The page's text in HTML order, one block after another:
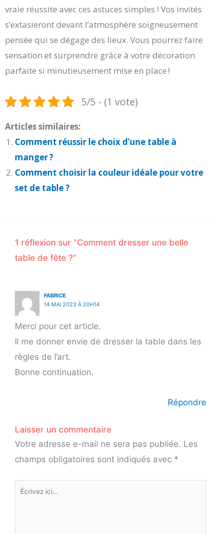
vraie réussite avec ces astuces simples ! Vos invités
s’extasieront devant l’atmosphère soigneusement
pensée qui se dégage des lieux. Vous pourrez faire
sensation et surprendre grâce à votre décoration
parfaite si minutieusement mise en place !
5/5 - (1 vote)
Articles similaires:
Comment réussir le choix d’une table à
manger ?
Comment choisir la couleur idéale pour votre
set de table ?
1 réflexion sur “Comment dresser une belle
table de fête ?”
FABRICE
14 MAI 2023 À 20H14
Merci pour cet article.
Il me donner envie de dresser la table dans les
règles de l’art.
Bonne continuation.
Répondre
Laisser un commentaire
Votre adresse e-mail ne sera pas publiée. Les
champs obligatoires sont indiqués avec *
Écrivez